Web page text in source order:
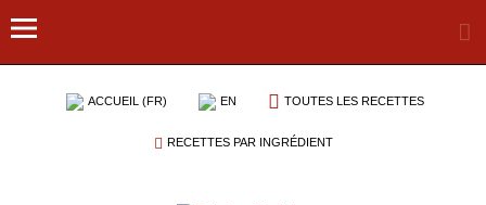
ACCUEIL (FR) EN TOUTES LES RECETTES
RECETTES PAR INGRÉDIENT